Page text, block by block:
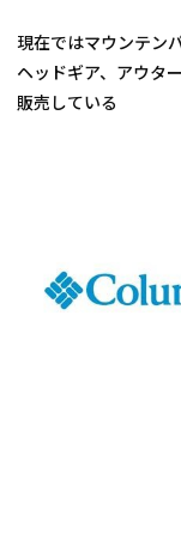
現在ではマウンテン
ヘッドギア、アウタ
販売している